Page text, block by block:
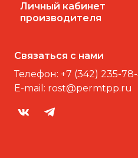
Личный кабинет
производителя
Связаться с нами
Телефон: +7 (342) 235-
E-mail: rost@permtpp.ru